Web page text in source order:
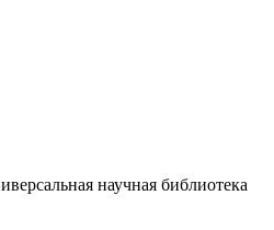
научная библиотека